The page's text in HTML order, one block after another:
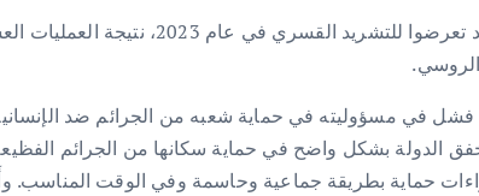
فشل في مسؤوليته في حماية شعبه من الجرائم ضد
الدولة بشكل واضح في حماية سكانها من الجرائم
حماية بطريقة جماعية وحاسمة وفي الوقت